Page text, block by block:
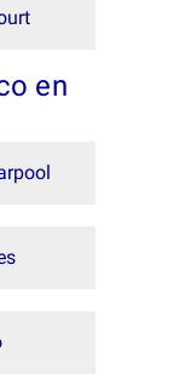
en